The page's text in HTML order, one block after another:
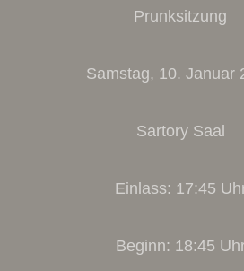
Prunksitzung
Samstag, 10. Januar
Sartory Saal
Einlass: 17:45
Beginn: 18:45